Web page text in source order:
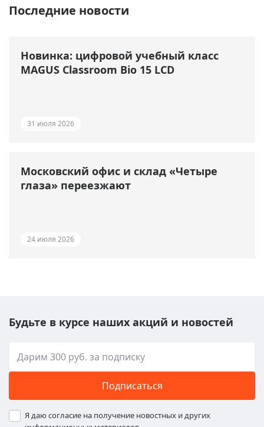
Последние новости
Новинка: цифровой учебный класс
MAGUS Classroom Bio 15 LCD
31 июля 2026
Московский офис и склад «Четыре
глаза» переезжают
24 июля 2026
Будьте в курсе наших акций и новостей
Подписаться
Я даю согласие на получение новостных и других